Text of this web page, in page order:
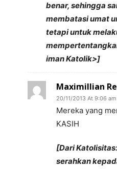
benar, sehingga
membatasi umat
tetapi untuk
iman Katolik>]
Maximillian
20/11/2013 At 9:06 am
Mereka yang
KASIH
[Dari
serahkan